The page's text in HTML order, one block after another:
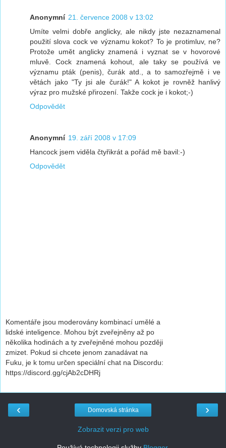
Anonymní 21. července 2008 v 13:02
Umíte velmi dobře anglicky, ale nikdy jste nezaznamenal
použití slova cock ve významu kokot? To je protimluv, ne?
Protože umět anglicky znamená i vyznat se v hovorové
mluvě. Cock znamená kohout, ale taky se používá ve
významu pták (penis), čurák atd., a to samozřejmě i ve
větách jako "Ty jsi ale čurák!" A kokot je rovněž hanlivý
výraz pro mužské přirození. Takže cock je i kokot;-)
Odpovědět
Anonymní 19. září 2008 v 17:09
Hancock jsem viděla čtyřikrát a pořád mě bavil:-)
Odpovědět
Komentáře jsou moderovány kombinací umělé a
lidské inteligence. Mohou být zveřejněny až po
několika hodinách a ty zveřejněné mohou později
zmizet. Pokud si chcete jenom zanadávat na
Fuku, je k tomu určen speciální chat na Discordu:
https://discord.gg/cjAb2cDHRj
‹ ›
Domovská stránka
Zobrazit verzi pro web